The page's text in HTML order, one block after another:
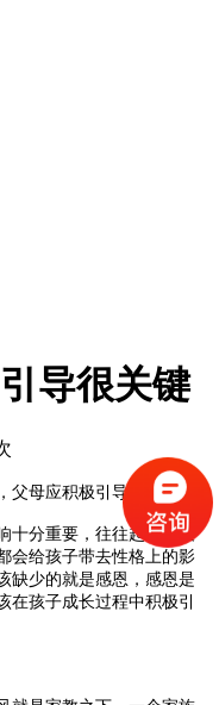
导很关键
父母应积极引导
十分重要，往往起到了关
会给孩子带去性格上的影
缺少的就是感恩，感恩是
孩子成长过程中积极引